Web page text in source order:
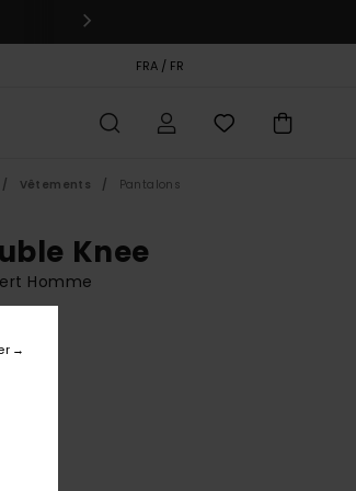
FRA / FR
Vêtements Pantalons
Knee
Homme